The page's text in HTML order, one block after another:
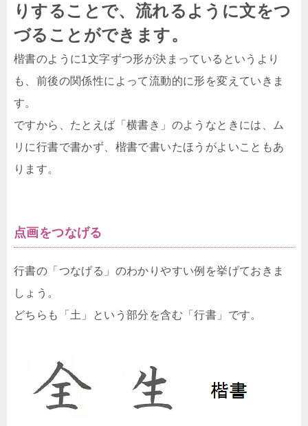
りすることで、流れるように文をつ
づることができます。
楷書のように1文字ずつ形が決まっているというより
も、前後の関係性によって流動的に形を変えていきま
す。
ですから、たとえば「横書き」のようなときには、ム
リに行書で書かず、楷書で書いたほうがよいこともあ
ります。
点画をつなげる
行書の「つなげる」のわかりやすい例を挙げておきま
しょう。
どちらも「土」という部分を含む「行書」です。